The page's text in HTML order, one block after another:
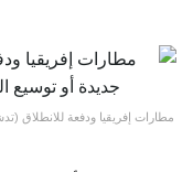
مطارات إفريقيا ودفعة للانطلاق